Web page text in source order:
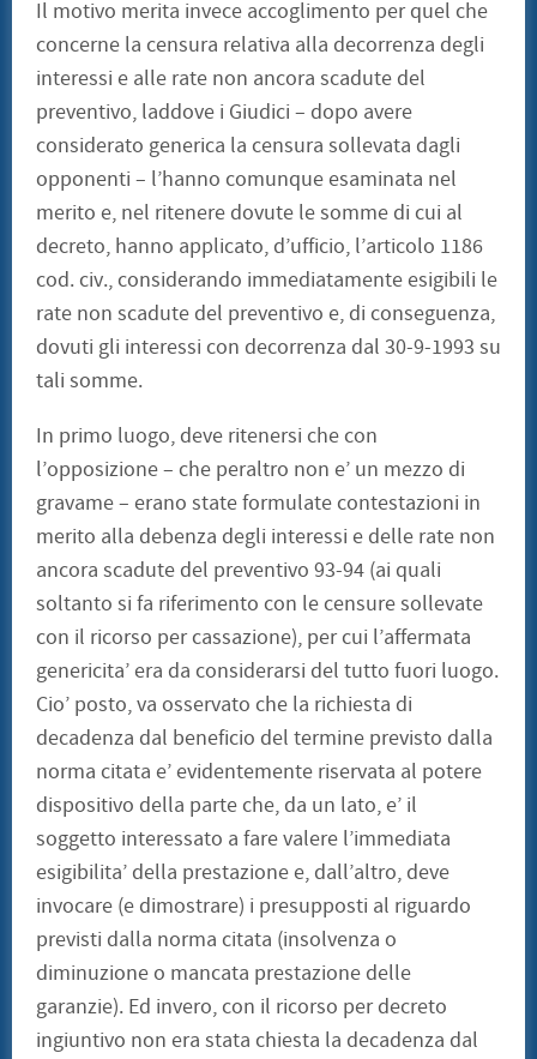
Il motivo merita invece accoglimento per quel che
concerne la censura relativa alla decorrenza degli
interessi e alle rate non ancora scadute del
preventivo, laddove i Giudici – dopo avere
considerato generica la censura sollevata dagli
opponenti – l’hanno comunque esaminata nel
merito e, nel ritenere dovute le somme di cui al
decreto, hanno applicato, d’ufficio, l’articolo 1186
cod. civ., considerando immediatamente esigibili le
rate non scadute del preventivo e, di conseguenza,
dovuti gli interessi con decorrenza dal 30-9-1993 su
tali somme.
In primo luogo, deve ritenersi che con
l’opposizione – che peraltro non e’ un mezzo di
gravame – erano state formulate contestazioni in
merito alla debenza degli interessi e delle rate non
ancora scadute del preventivo 93-94 (ai quali
soltanto si fa riferimento con le censure sollevate
con il ricorso per cassazione), per cui l’affermata
genericita’ era da considerarsi del tutto fuori luogo.
Cio’ posto, va osservato che la richiesta di
decadenza dal beneficio del termine previsto dalla
norma citata e’ evidentemente riservata al potere
dispositivo della parte che, da un lato, e’ il
soggetto interessato a fare valere l’immediata
esigibilita’ della prestazione e, dall’altro, deve
invocare (e dimostrare) i presupposti al riguardo
previsti dalla norma citata (insolvenza o
diminuzione o mancata prestazione delle
garanzie). Ed invero, con il ricorso per decreto
ingiuntivo non era stata chiesta la decadenza dal